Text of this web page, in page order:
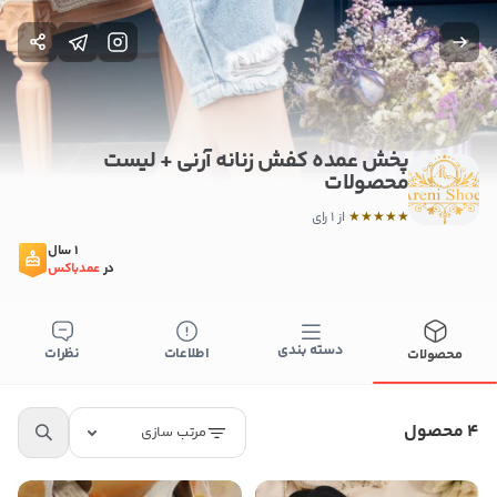
پخش عمده کفش زنانه آرنی + لیست
محصولات
★
★
★
★
★ از 1 رای
1 سال
درعمدباکس
محصولات دسته بندی اطلاعات نظرات
4 محصول مرتب سازی